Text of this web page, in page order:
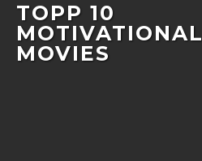
TOPP 10
MOTIVATIONAL
MOVIES